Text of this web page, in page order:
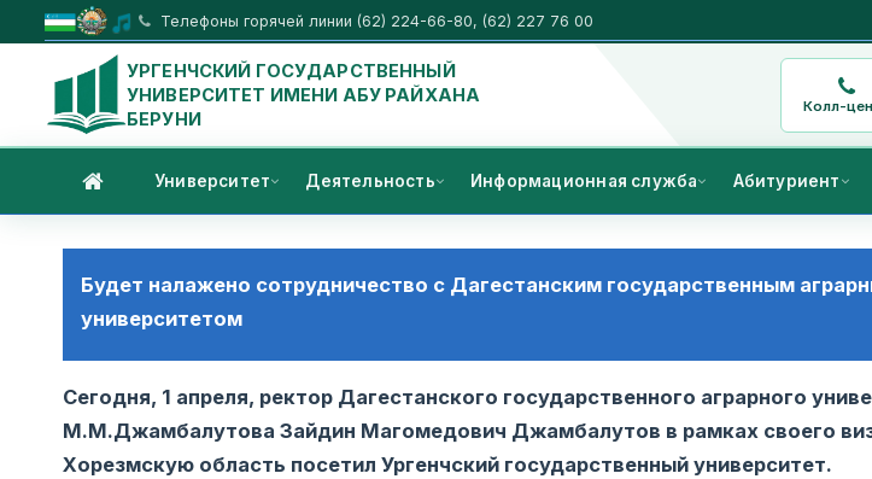
Телефоны горячей линии (62) 224-66-80, (62) 227 76 00
УРГЕНЧСКИЙ ГОСУДАРСТВЕННЫЙ
УНИВЕРСИТЕТ ИМЕНИ АБУ РАЙХАНА
БЕРУНИ
Колл-
Университет Деятельность Информационная служба Абитуриент
Будет налажено сотрудничество с Дагестанским государственным
университетом
Сегодня, 1 апреля, ректор Дагестанского государственного аграрного
М.М.Джамбалутова Зайдин Магомедович Джамбалутов в рамках своего
Хорезмскую область посетил Ургенчский государственный университет.